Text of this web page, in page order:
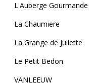
L'Auberge Gourmande
La Chaumiere
La Grange de Juliette
Le Petit Bedon
VANLEEUW